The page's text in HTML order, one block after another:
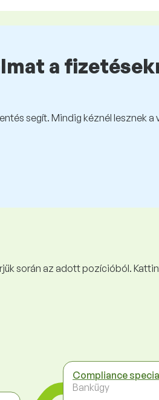
a
segít. Mindig kéznél lesznek
során az adott pozícióból.
Compliance
Bankügy